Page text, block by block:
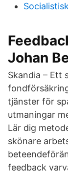
Johan
Skandia – Ett
tjänster för
utmaningar
Lär dig
skönare
feedback